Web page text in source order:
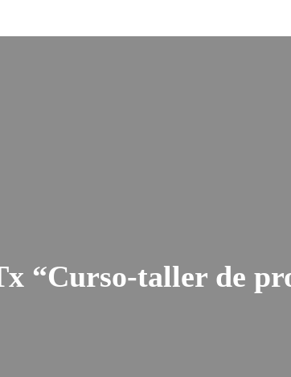
“Curso-taller de